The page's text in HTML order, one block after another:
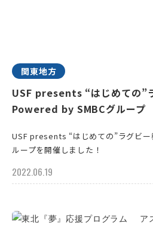
関東地方
USF presents “はじめての”
Powered by SMBCグループ
USF presents “はじめての”ラグビ
ループを開催しました！
2022.06.19